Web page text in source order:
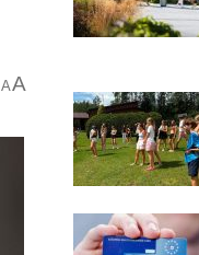
AA